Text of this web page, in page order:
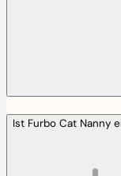
Ist Furbo Cat Nanny